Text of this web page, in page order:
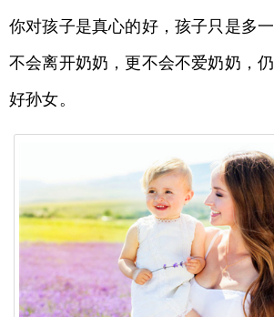
你对孩子是真心的好，孩子只是多
不会离开奶奶，更不会不爱奶奶，
好孙女。